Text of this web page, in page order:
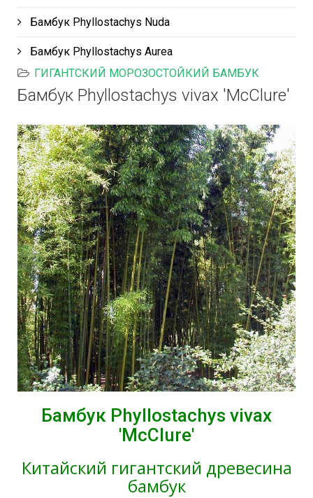
Бамбук Phyllostachys Nuda
Бамбук Phyllostachys Aurea
ГИГАНТСКИЙ МОРОЗОСТОЙКИЙ БАМБУК
Бамбук Phyllostachys vivax 'McClure'
Бамбук Phyllostachys vivax
'McClure'
Китайский гигантский древесина
бамбук